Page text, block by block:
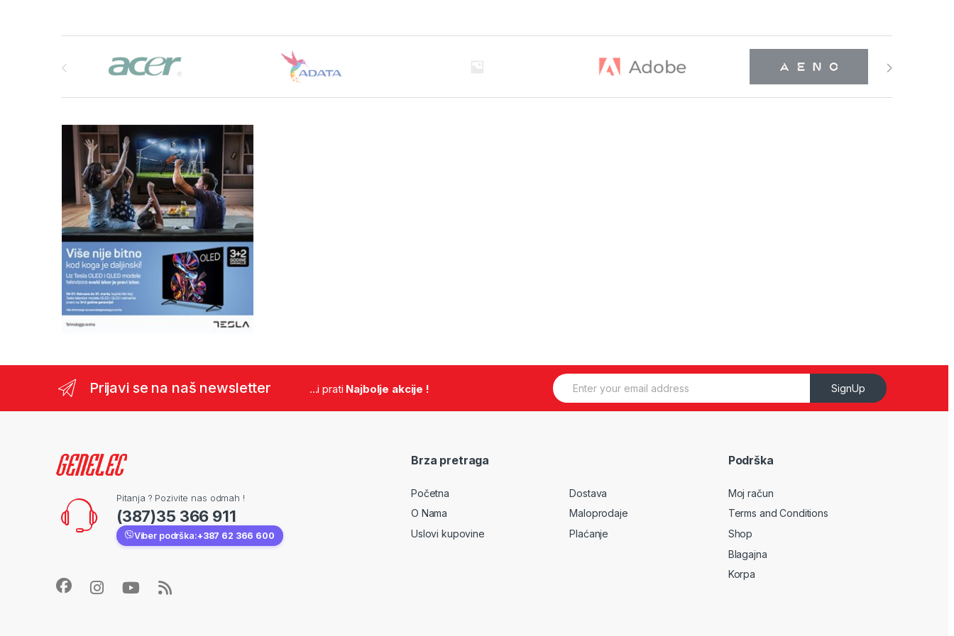
Prijavi se na naš newsletter ...i prati Najbolje akcije !
E
m
SignUp
Pitanja ? Pozivite nas odmah !
(387)35 366 911
Viber podrška:+387 62 366 600
Brza pretraga
Početna
O Nama
Uslovi kupovine
Dostava
Maloprodaje
Plaćanje
Podrška
Moj račun
Terms and Conditions
Shop
Blagajna
Korpa